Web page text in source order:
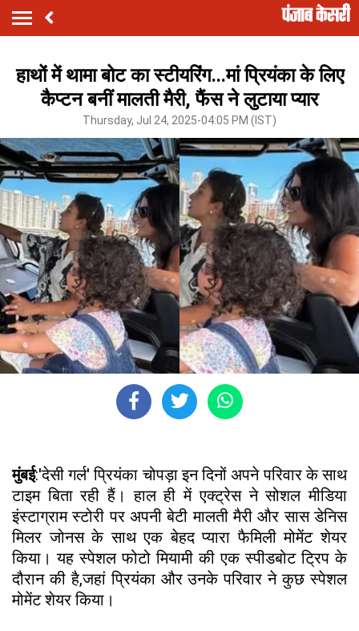
हाथों में थामा बोट का स्टीयरिंग...मां प्रियंका के लिए
कैप्टन बनीं मालती मैरी, फैंस ने लुटाया प्यार
Thursday, Jul 24, 2025-04:05 PM (IST)
मुंबई:'देसी गर्ल' प्रियंका चोपड़ा इन दिनों अपने परिवार के साथ
टाइम बिता रही हैं। हाल ही में एक्ट्रेस ने सोशल मीडिया
इंस्टाग्राम स्टोरी पर अपनी बेटी मालती मैरी और सास डेनिस
मिलर जोनस के साथ एक बेहद प्यारा फैमिली मोमेंट शेयर
किया। यह स्पेशल फोटो मियामी की एक स्पीडबोट ट्रिप के
दौरान की है,जहां प्रियंका और उनके परिवार ने कुछ स्पेशल
मोमेंट शेयर किया।